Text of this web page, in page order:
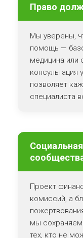
Право
Мы уверены,
помощь —
медицина или
консультация
позволяет
специалиста
Проект
комиссий, а
мы сохраняем
тех, кто не